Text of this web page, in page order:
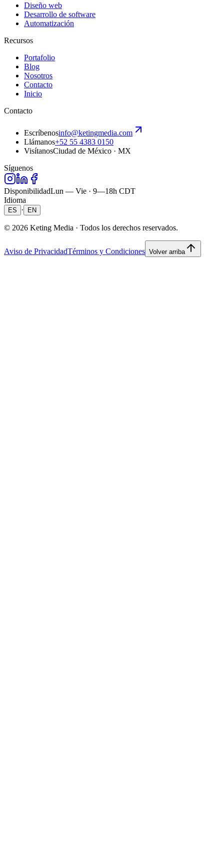
Diseño web
Desarrollo de software
Automatización
Recursos
Portafolio
Blog
Nosotros
Contacto
Inicio
Contacto
Escríbenosinfo@ketingmedia.com
Llámanos+52 55 4383 0150
VisítanosCiudad de México · MX
Síguenos
DisponibilidadLun — Vie · 9—18h CDT
Idioma
ES · EN
© 2026 Keting Media · Todos los derechos reservados.
Aviso de PrivacidadTérminos y Condiciones Volver arriba